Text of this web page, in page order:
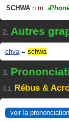
SCHWA n.m. #
2. Autres
chva= schwa
3.
3.1. Rébus &
voir la prononciation